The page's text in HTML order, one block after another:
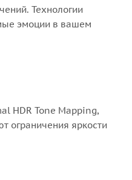
Технологии
эмоции в вашем
HDR Tone Mapping,
ограничения яркости